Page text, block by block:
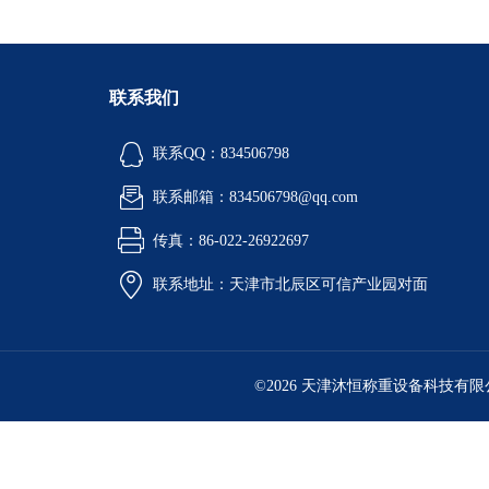
联系我们
联系QQ：834506798
联系邮箱：834506798@qq.com
传真：86-022-26922697
联系地址：天津市北辰区可信产业园对面
©2026 天津沐恒称重设备科技有